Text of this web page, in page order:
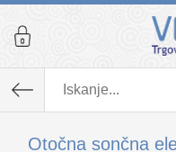
Otočna sončna
K izdelku, ki ste ga dodali
priporočamo tudi...